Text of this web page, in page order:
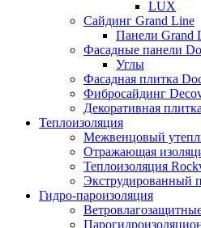
LUX
Сайдинг Grand Line
Панели Grand
Фасадные панели
Углы
Фасадная плитка
Фибросайдинг
Декоративная
Теплоизоляция
Межвенцовый
Отражающая
Теплоизоляция
Экструдированный
Гидро-пароизоляция